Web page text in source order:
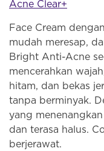
Acne Clear+
Face Cream
mudah meresap,
Bright Anti-Acne
mencerahkan
hitam, dan bekas
tanpa berminyak.
yang
dan terasa halus.
berjerawat.